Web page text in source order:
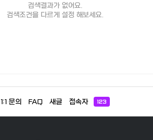
검색결과가 없어요.
검색조건을 다르게 설정 해보세요.
1:1 문의 FAQ 새글 접속자 123